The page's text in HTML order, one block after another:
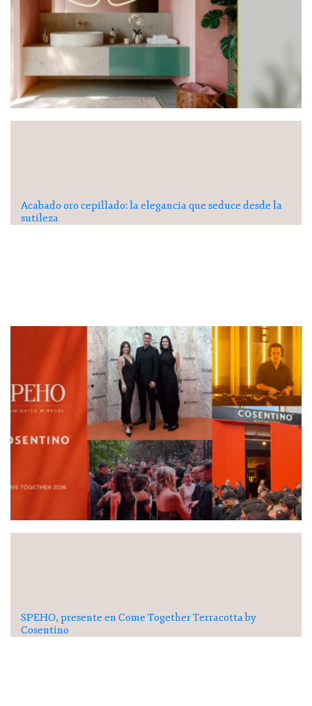
Acabado oro cepillado: la elegancia que seduce desde la
sutileza
SPEHO, presente en Come Together Terracotta by
Cosentino